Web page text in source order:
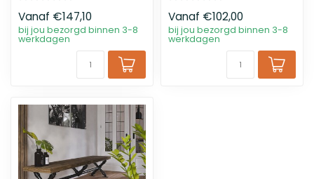
Vanaf €147,10
bij jou bezorgd binnen 3-8
werkdagen
Vanaf €102,00
bij jou bezorgd binnen 3-8
werkdagen